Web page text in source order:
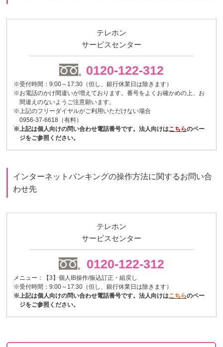
テレホン
サービスセンター
0120-122-312
※受付時間：9:00～17:30（但し、銀行休業日は除きます）
※お電話のかけ間違いが増えております。番号をよくお確かめの上、お
間違えのないようご注意願います。
※上記のフリーダイヤルがご利用いただけない場合
0956-37-6618（有料）
※上記は個人向けの問い合わせ電話番号です。法人向けはこちらのペー
ジをご参照ください。
インターネットバンキングの操作方法に関するお問い合
わせ先
テレホン
サービスセンター
0120-122-312
メニュー：【3】個人IB操作/振込訂正・組戻し
※受付時間：9:00～17:30（但し、銀行休業日は除きます）
※上記は個人向けの問い合わせ電話番号です。法人向けはこちらのペー
ジをご参照ください。